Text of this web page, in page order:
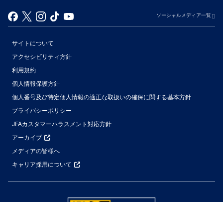
ソーシャルメディア一覧
サイトについて
アクセシビリティ方針
利用規約
個人情報保護方針
個人番号及び特定個人情報の適正な取扱いの確保に関する基本方針
プライバシーポリシー
JFAカスタマーハラスメント対応方針
アーカイブ
メディアの皆様へ
キャリア採用について